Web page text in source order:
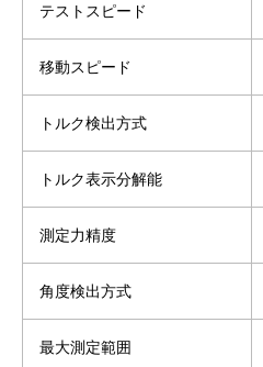
テストスピード
移動スピード
トルク検出方式
トルク表示分解能
測定力精度
角度検出方式
最大測定範囲